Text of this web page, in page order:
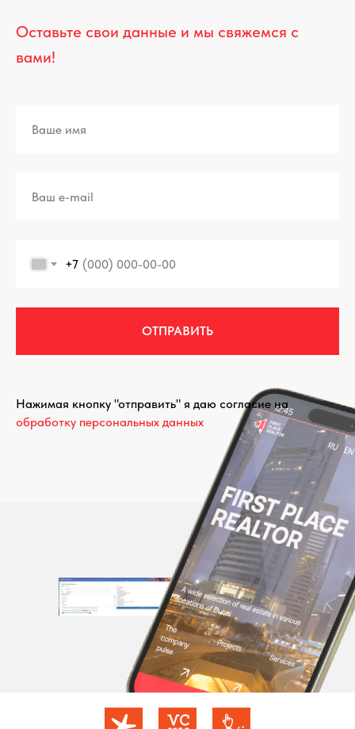
Оставьте свои данные и мы свяжемся с
вами!
+7
ОТПРАВИТЬ
Нажимая кнопку "отправить" я даю согласие на
обработку персональных данных